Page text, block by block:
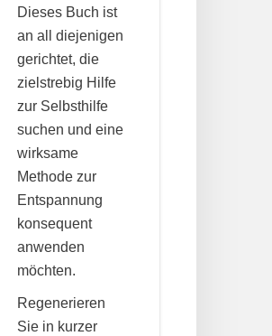
Dieses Buch ist
an all diejenigen
gerichtet, die
zielstrebig Hilfe
zur Selbsthilfe
suchen und eine
wirksame
Methode zur
Entspannung
konsequent
anwenden
möchten.
Regenerieren
Sie in kurzer